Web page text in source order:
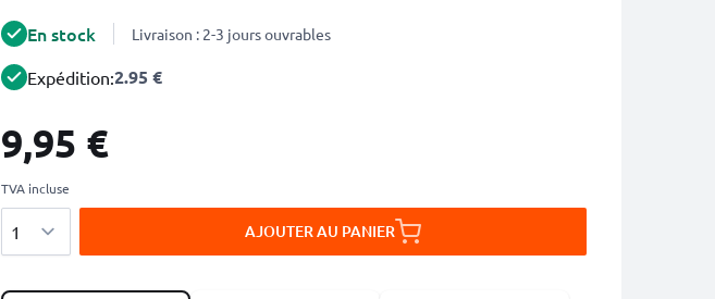
En stock Livraison : 2-3 jours ouvrables
Expédition:2.95 €
9,95 €
TVA incluse
AJOUTER AU PANIER